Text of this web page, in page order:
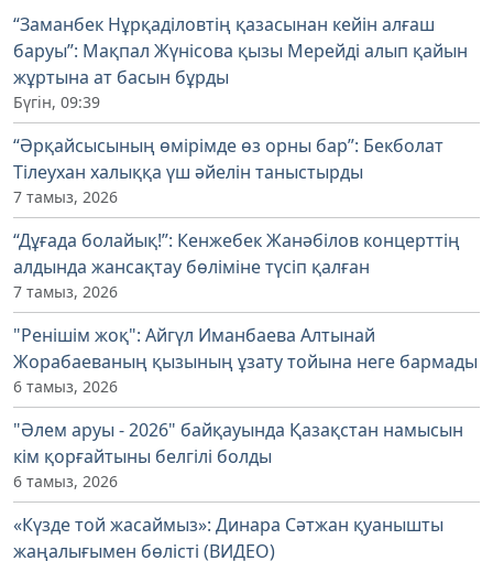
“Заманбек Нұрқаділовтің қазасынан кейін алғаш
баруы”: Мақпал Жүнісова қызы Мерейді алып қайын
жұртына ат басын бұрды
Бүгін, 09:39
“Әрқайсысының өмірімде өз орны бар”: Бекболат
Тілеухан халыққа үш әйелін таныстырды
7 тамыз, 2026
“Дұғада болайық!”: Кенжебек Жанәбілов концерттің
алдында жансақтау бөліміне түсіп қалған
7 тамыз, 2026
"Ренішім жоқ": Айгүл Иманбаева Алтынай
Жорабаеваның қызының ұзату тойына неге бармады
6 тамыз, 2026
"Әлем аруы - 2026" байқауында Қазақстан намысын
кім қорғайтыны белгілі болды
6 тамыз, 2026
«Күзде той жасаймыз»: Динара Сәтжан қуанышты
жаңалығымен бөлісті (ВИДЕО)